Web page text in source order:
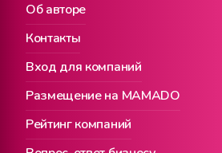
Вход для компаний
Размещение на MAMADO
Об авторе
Рейтинг компаний
Контакты